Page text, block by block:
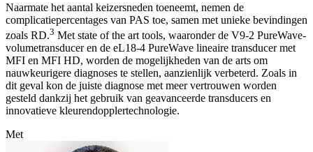
Naarmate het aantal keizersneden toeneemt, nemen de
complicatiepercentages van PAS toe, samen met unieke bevindingen
zoals RD.3 Met state of the art tools, waaronder de V9-2 PureWave-
volumetransducer en de eL18-4 PureWave lineaire transducer met
MFI en MFI HD, worden de mogelijkheden van de arts om
nauwkeurigere diagnoses te stellen, aanzienlijk verbeterd. Zoals in
dit geval kon de juiste diagnose met meer vertrouwen worden
gesteld dankzij het gebruik van geavanceerde transducers en
innovatieve kleurendopplertechnologie.
Met